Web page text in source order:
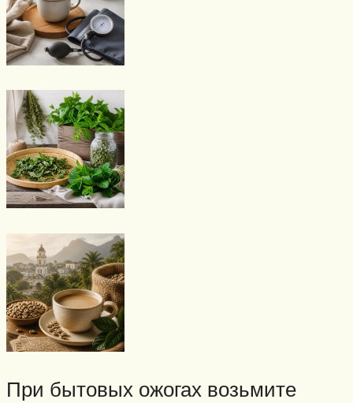
При бытовых ожогах возьмите